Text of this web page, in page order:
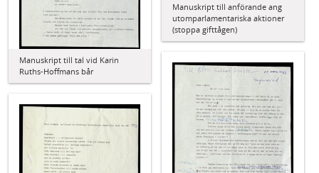
Manuskript till anförande ang
utomparlamentariska aktioner
(stoppa gifttågen)
Manuskript till tal vid Karin
Ruths-Hoffmans bår